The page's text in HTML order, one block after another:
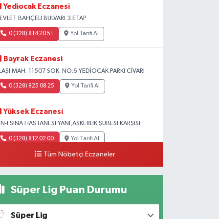
Yediocak Eczanesi
BAHÇELİ BULVARI 3.ETAP
0 (328) 814 20 51 Yol Tarifi Al
Bayrak Eczanesi
MAH. 11507 SOK. NO:6 YEDİOCAK PARKI CİVARI
0 (328) 825 08 25 Yol Tarifi Al
Yüksek Eczanesi
İ SİNA HASTANESİ YANI,ASKERLİK ŞUBESİ KARŞISI
0 (328) 812 02 00 Yol Tarifi Al
Tüm Nöbetçi Eczaneler
Süper Lig Puan Durumu
Süper Lig